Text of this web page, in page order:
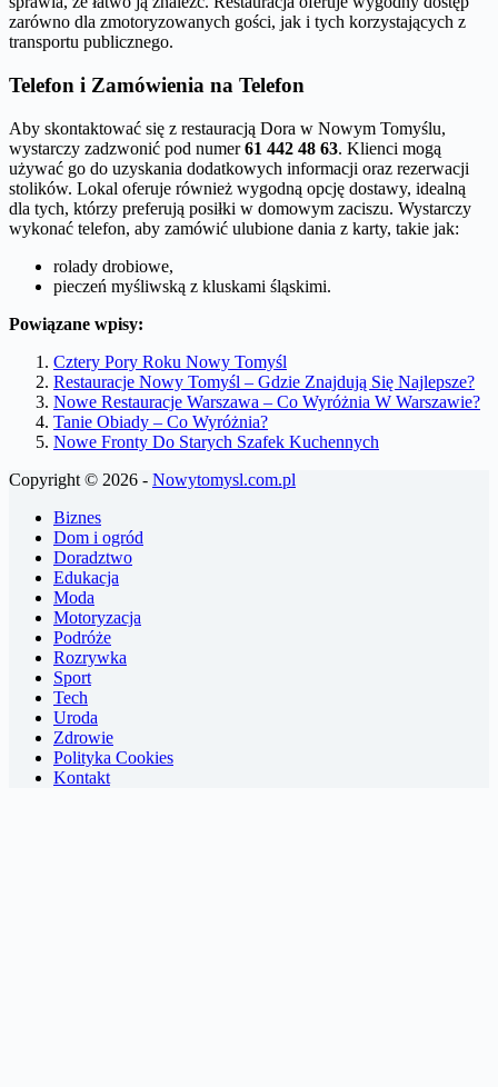
zarówno dla zmotoryzowanych gości, jak i tych korzystających z
transportu publicznego.
Telefon i Zamówienia na Telefon
Aby skontaktować się z restauracją Dora w Nowym Tomyślu,
wystarczy zadzwonić pod numer61 442 48 63. Klienci mogą
używać go do uzyskania dodatkowych informacji oraz rezerwacji
stolików. Lokal oferuje również wygodną opcję dostawy, idealną
dla tych, którzy preferują posiłki w domowym zaciszu. Wystarczy
wykonać telefon, aby zamówić ulubione dania z karty, takie jak:
rolady drobiowe,
pieczeń myśliwską z kluskami śląskimi.
Powiązane wpisy:
Cztery Pory Roku Nowy Tomyśl
Restauracje Nowy Tomyśl – Gdzie Znajdują Się Najlepsze?
Nowe Restauracje Warszawa – Co Wyróżnia W Warszawie?
Tanie Obiady – Co Wyróżnia?
Nowe Fronty Do Starych Szafek Kuchennych
Copyright © 2026 - Nowytomysl.com.pl
Biznes
Dom i ogród
Doradztwo
Edukacja
Moda
Motoryzacja
Podróże
Rozrywka
Sport
Tech
Uroda
Zdrowie
Polityka Cookies
Kontakt